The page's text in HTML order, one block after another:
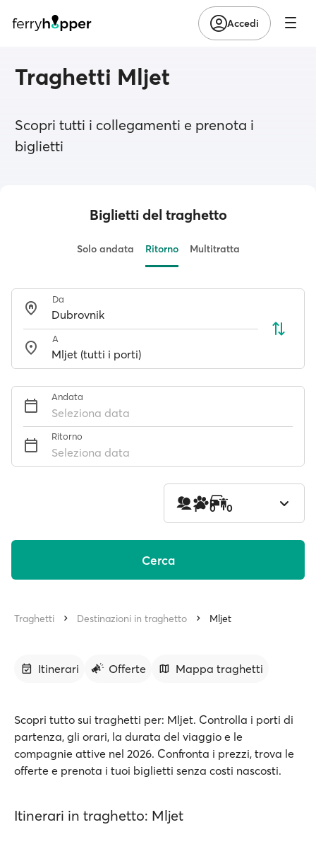
Accedi
Traghetti Mljet
Scopri tutti i collegamenti e prenota i
biglietti
Biglietti del traghetto
Solo andata Ritorno Multitratta
Da
A
Andata
Seleziona data
Ritorno
Seleziona data
1 0 0
Cerca
Traghetti Destinazioni in traghetto Mljet
Itinerari Offerte Mappa traghetti
Scopri tutto sui traghetti per: Mljet. Controlla i porti di
partenza, gli orari, la durata del viaggio e le
compagnie attive nel 2026. Confronta i prezzi, trova le
offerte e prenota i tuoi biglietti senza costi nascosti.
Itinerari in traghetto: Mljet